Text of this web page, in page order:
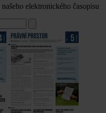
elektronického časopisu